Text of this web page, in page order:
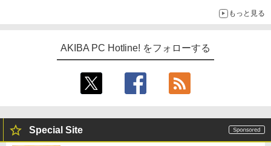
もっと見る
AKIBA PC Hotline! をフォローする
Special Site